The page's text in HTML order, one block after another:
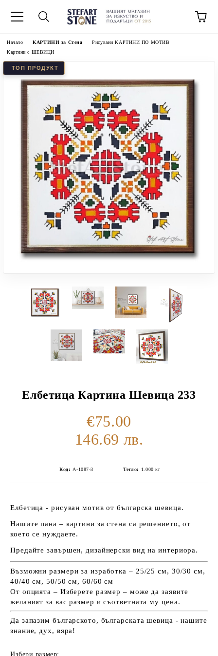
Начало КАРТИНИ за Стена
Рисувани КАРТИНИ ПО МОТИВ
Картини с ШЕВИЦИ
Елбетица Картина Шевица 233
€75.00
146.69 лв.
Код: А-1087-3 Тегло: 1.000 кг
Елбетица - рисуван мотив от българска шевица.
Нашите пана – картини за стена са решението, от
което се нуждаете.
Предайте завършен, дизайнерски вид на интериора.
Възможни размери за изработка – 25/25 см, 30/30 см,
40/40 см, 50/50 см, 60/60 см
От опцията – Изберете размер – може да заявите
желаният за вас размер и съответната му цена.
Да запазим българското, българската шевица - нашите
знание, дух, вяра!
Избери размер: